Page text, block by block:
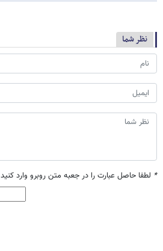
نظر شما
* لطفا حاصل عبارت را در جعبه متن روبرو وارد کنید